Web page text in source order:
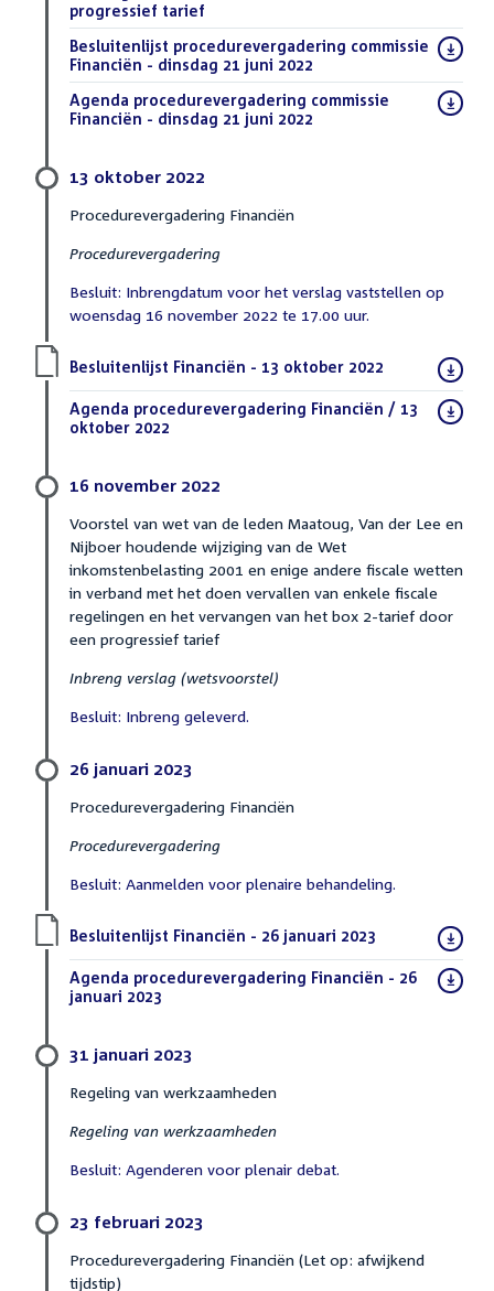
progressief tarief
Download
bestand:
Besluitenlijst procedurevergadering commissie
Financiën - dinsdag 21 juni 2022
Download
bestand:
Agenda procedurevergadering commissie
Financiën - dinsdag 21 juni 2022
13 oktober 2022
Procedurevergadering Financiën
Procedurevergadering
Besluit: Inbrengdatum voor het verslag vaststellen op
woensdag 16 november 2022 te 17.00 uur.
Download
bestand:
Besluitenlijst Financiën - 13 oktober 2022
Download
bestand:
Agenda procedurevergadering Financiën / 13
oktober 2022
16 november 2022
Voorstel van wet van de leden Maatoug, Van der Lee en
Nijboer houdende wijziging van de Wet
inkomstenbelasting 2001 en enige andere fiscale wetten
in verband met het doen vervallen van enkele fiscale
regelingen en het vervangen van het box 2-tarief door
een progressief tarief
Inbreng verslag (wetsvoorstel)
Besluit: Inbreng geleverd.
26 januari 2023
Procedurevergadering Financiën
Procedurevergadering
Besluit: Aanmelden voor plenaire behandeling.
Download
Besluitenlijst Financiën - 26 januari 2023
Download
bestand:
Agenda procedurevergadering Financiën - 26
januari 2023
31 januari 2023
Regeling van werkzaamheden
Regeling van werkzaamheden
Besluit: Agenderen voor plenair debat.
23 februari 2023
Procedurevergadering Financiën (Let op: afwijkend
tijdstip)